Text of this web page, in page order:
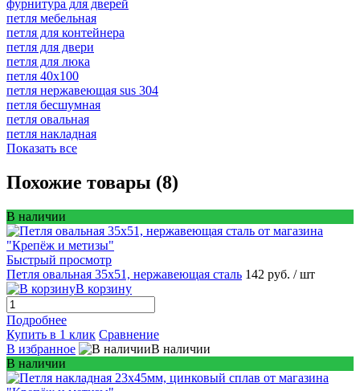
фурнитура для дверей
петля мебельная
петля для контейнера
петля для двери
петля для люка
петля 40х100
петля нержавеющая sus 304
петля бесшумная
петля овальная
петля накладная
Показать все
Похожие товары (8)
В наличии
Быстрый просмотр
Петля овальная 35х51, нержавеющая сталь 142 руб. / шт
В корзину
Подробнее
Купить в 1 клик Сравнение
В избранное
В наличии
В наличии